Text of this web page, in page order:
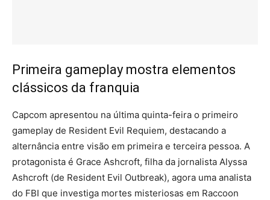
Primeira gameplay mostra elementos
clássicos da franquia
Capcom apresentou na última quinta-feira o primeiro
gameplay de Resident Evil Requiem, destacando a
alternância entre visão em primeira e terceira pessoa. A
protagonista é Grace Ashcroft, filha da jornalista Alyssa
Ashcroft (de Resident Evil Outbreak), agora uma analista
do FBI que investiga mortes misteriosas em Raccoon